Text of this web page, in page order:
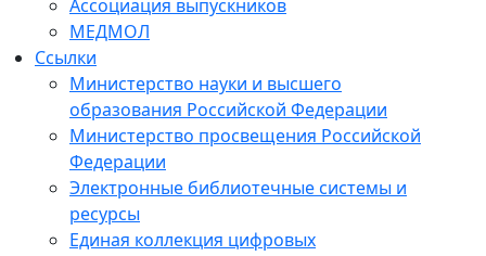
Ассоциация выпускников
МЕДМОЛ
Ссылки
Министерство науки и высшего
образования Российской Федерации
Министерство просвещения Российской
Федерации
Электронные библиотечные системы и
ресурсы
Единая коллекция цифровых